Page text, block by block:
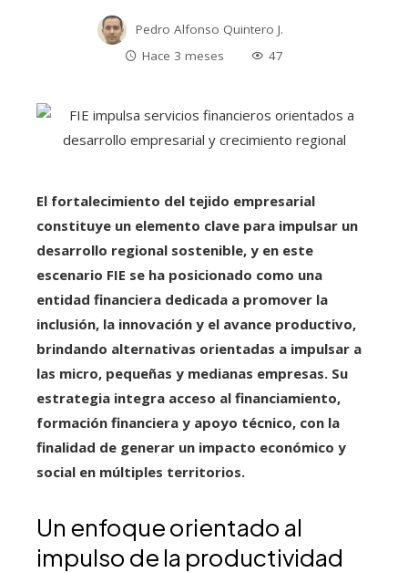
Pedro Alfonso Quintero J.
Hace 3 meses
47
El fortalecimiento del tejido empresarial
constituye un elemento clave para impulsar un
desarrollo regional sostenible, y en este
escenario FIE se ha posicionado como una
entidad financiera dedicada a promover la
inclusión, la innovación y el avance productivo,
brindando alternativas orientadas a impulsar a
las micro, pequeñas y medianas empresas. Su
estrategia integra acceso al financiamiento,
formación financiera y apoyo técnico, con la
finalidad de generar un impacto económico y
social en múltiples territorios.
Un enfoque orientado al
impulso de la productividad